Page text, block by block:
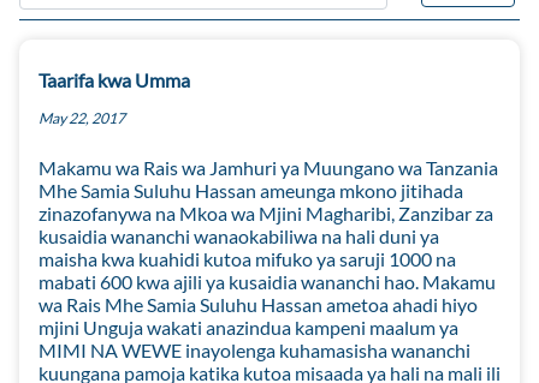
Taarifa kwa Umma
May 22, 2017
Makamu wa Rais wa Jamhuri ya Muungano wa Tanzania
Mhe Samia Suluhu Hassan ameunga mkono jitihada
zinazofanywa na Mkoa wa Mjini Magharibi, Zanzibar za
kusaidia wananchi wanaokabiliwa na hali duni ya
maisha kwa kuahidi kutoa mifuko ya saruji 1000 na
mabati 600 kwa ajili ya kusaidia wananchi hao. Makamu
wa Rais Mhe Samia Suluhu Hassan ametoa ahadi hiyo
mjini Unguja wakati anazindua kampeni maalum ya
MIMI NA WEWE inayolenga kuhamasisha wananchi
kuungana pamoja katika kutoa misaada ya hali na mali ili